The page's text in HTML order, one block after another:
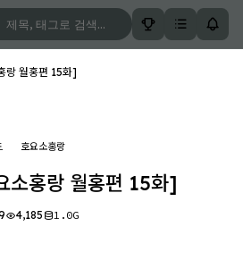
랑 월홍편 15화]
호요소홍랑
소홍랑 월홍편 15화]
4,185 1.0G